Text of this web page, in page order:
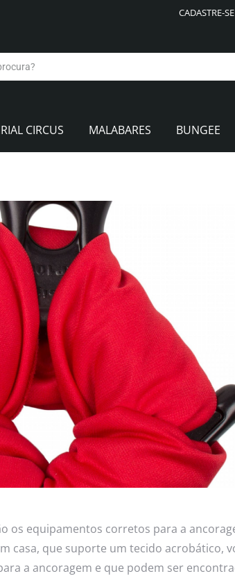
CADASTRE-SE
CIRCUS MALABARES BUNGEE
os equipamentos corretos para a
casa, que suporte um tecido acrobático,
a ancoragem e que podem ser